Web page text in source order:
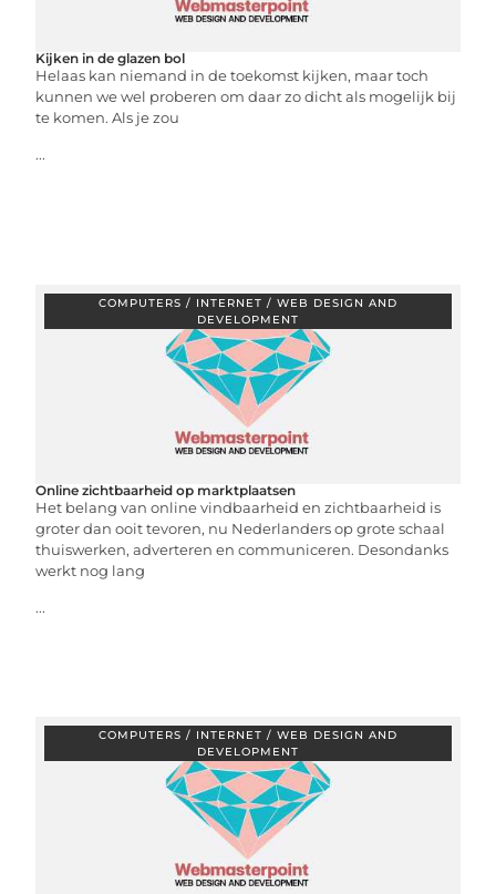
Kijken in de glazen bol
Helaas kan niemand in de toekomst kijken, maar toch
kunnen we wel proberen om daar zo dicht als mogelijk bij
te komen. Als je zou
...
COMPUTERS / INTERNET / WEB DESIGN AND
DEVELOPMENT
Online zichtbaarheid op marktplaatsen
Het belang van online vindbaarheid en zichtbaarheid is
groter dan ooit tevoren, nu Nederlanders op grote schaal
thuiswerken, adverteren en communiceren. Desondanks
werkt nog lang
...
COMPUTERS / INTERNET / WEB DESIGN AND
DEVELOPMENT